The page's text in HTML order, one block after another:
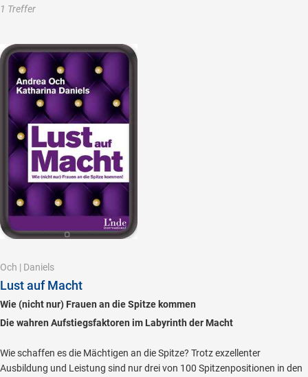
1 Treffer
Och | Daniels
Lust auf Macht
Wie (nicht nur) Frauen an die Spitze kommen
Die wahren Aufstiegsfaktoren im Labyrinth der Macht
Wie schaffen es die Mächtigen an die Spitze? Trotz exzellenter
Ausbildung und Leistung sind nur drei von 100 Spitzenpositionen in den